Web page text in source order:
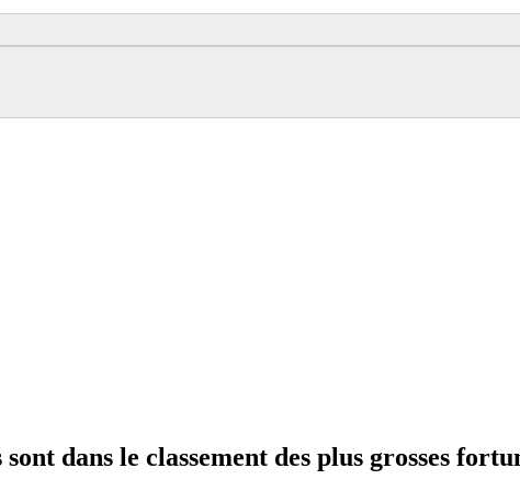
dans le classement des plus grosses